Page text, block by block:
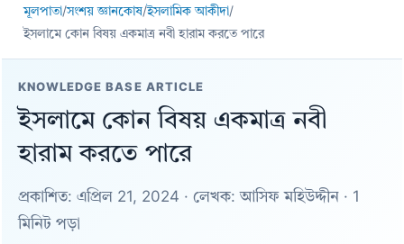
মূলপাতা/সংশয় জ্ঞানকোষ/ইসলামিক আকীদা/
ইসলামে কোন বিষয় একমাত্র নবী হারাম করতে পারে
KNOWLEDGE BASE ARTICLE
ইসলামে কোন বিষয় একমাত্র নবী
হারাম করতে পারে
প্রকাশিত: এপ্রিল 21, 2024 · লেখক: আসিফ মহিউদ্দীন · 1
মিনিট পড়া